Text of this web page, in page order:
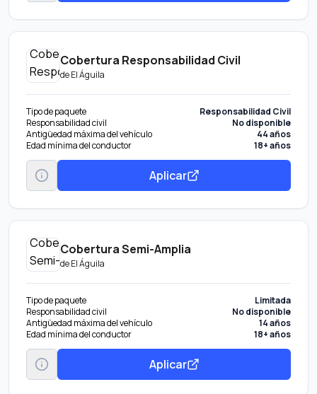
Cobertura Responsabilidad Civil
deEl Águila
Tipo de paquete
Responsabilidad Civil
Responsabilidad civil
No disponible
Antigüedad máxima del vehículo
44 años
Edad mínima del conductor
18+ años
Aplicar
Cobertura Semi-Amplia
deEl Águila
Tipo de paquete
Limitada
Responsabilidad civil
No disponible
Antigüedad máxima del vehículo
14 años
Edad mínima del conductor
18+ años
Aplicar